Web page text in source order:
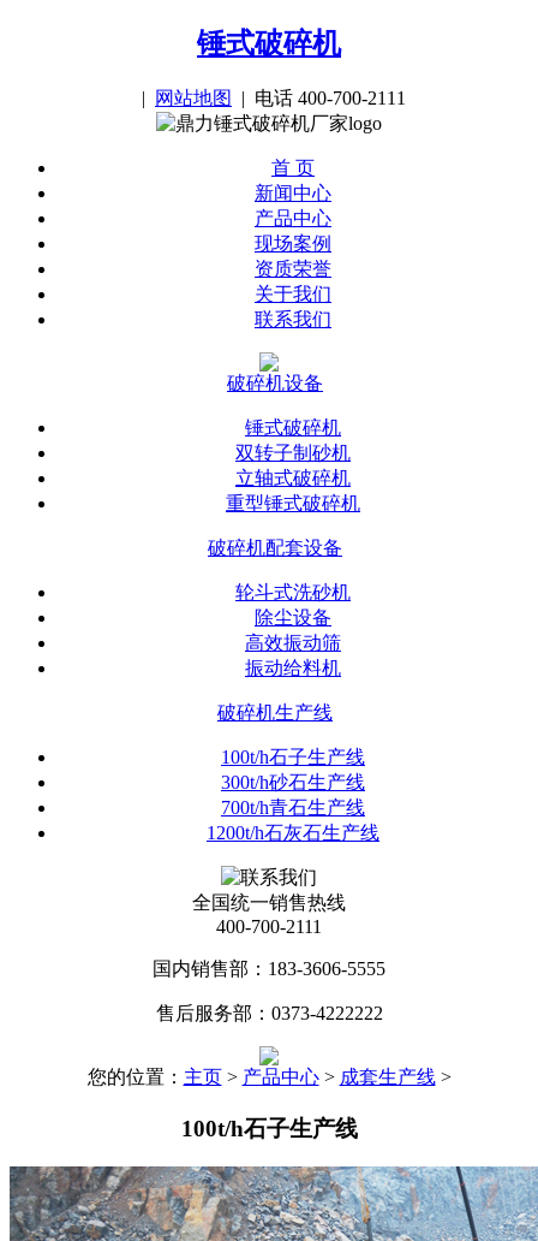
锤式破碎机
| 网站地图 | 电话 400-700-2111
首 页
新闻中心
产品中心
现场案例
资质荣誉
关于我们
联系我们
破碎机设备
锤式破碎机
双转子制砂机
立轴式破碎机
重型锤式破碎机
破碎机配套设备
轮斗式洗砂机
除尘设备
高效振动筛
振动给料机
破碎机生产线
100t/h石子生产线
300t/h砂石生产线
700t/h青石生产线
1200t/h石灰石生产线
全国统一销售热线
400-700-2111
国内销售部：183-3606-5555
售后服务部：0373-4222222
您的位置： 主页> 产品中心> 成套生产线>
100t/h石子生产线